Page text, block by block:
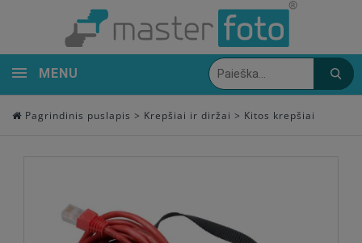
MENU
Pagrindinis puslapis > Krepšiai ir diržai > Kitos krepšiai